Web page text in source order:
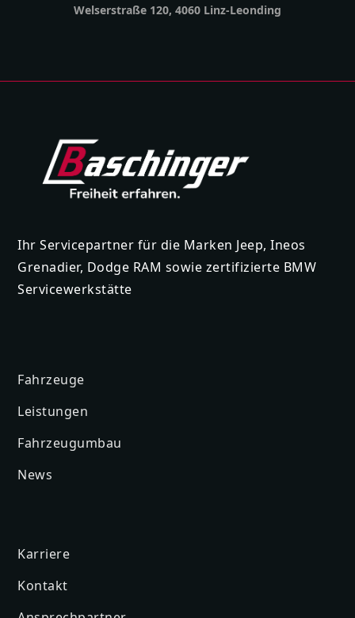
Welserstraße 120, 4060 Linz-Leonding
Ihr Servicepartner für die Marken Jeep, Ineos
Grenadier, Dodge RAM sowie zertifizierte BMW
Servicewerkstätte
Fahrzeuge
Leistungen
Fahrzeugumbau
News
Karriere
Kontakt